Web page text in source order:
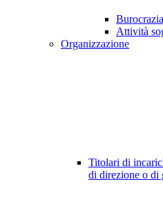
Attività
Organizzazione
Titolari di
di direzione o di